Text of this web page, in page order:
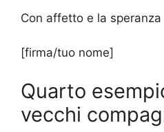
Con affetto e la
[firma/tuo nome]
Quarto
vecchi